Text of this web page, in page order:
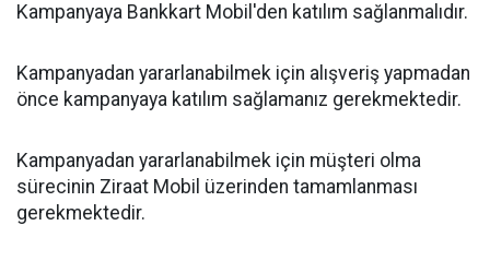
Kampanyaya Bankkart Mobil'den katılım sağlanmalıdır.
Kampanyadan yararlanabilmek için alışveriş yapmadan
önce kampanyaya katılım sağlamanız gerekmektedir.
Kampanyadan yararlanabilmek için müşteri olma
sürecinin Ziraat Mobil üzerinden tamamlanması
gerekmektedir.